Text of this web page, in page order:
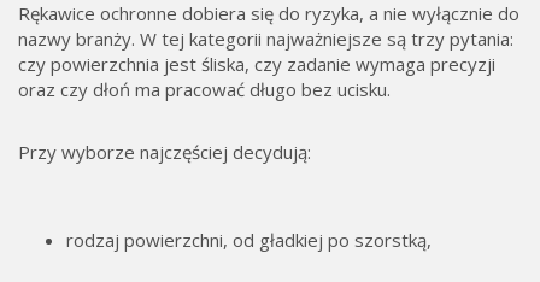
Rękawice ochronne dobiera się do ryzyka, a nie wyłącznie do
nazwy branży. W tej kategorii najważniejsze są trzy pytania:
czy powierzchnia jest śliska, czy zadanie wymaga precyzji
oraz czy dłoń ma pracować długo bez ucisku.
Przy wyborze najczęściej decydują:
rodzaj powierzchni, od gładkiej po szorstką,